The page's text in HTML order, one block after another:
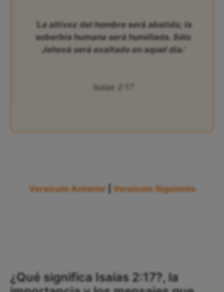
‘La altivez del hombre será abatida; la
soberbia humana será humillada. Sólo
Jehová será exaltado en aquel día.’
Isaías 2:17
Versículo Anterior Versículo Siguiente
¿Qué significa Isaías 2:17?, la